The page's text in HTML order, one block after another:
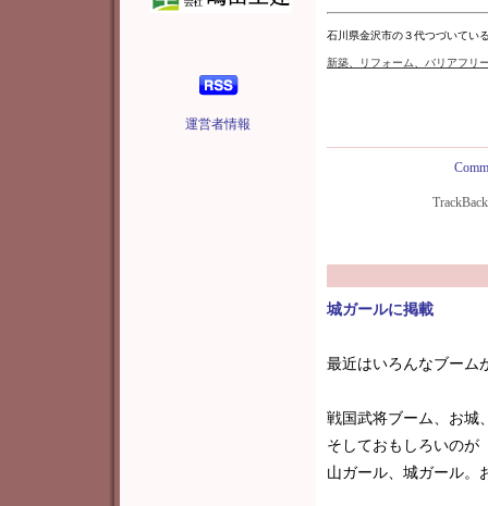
運営者情報
石川県金沢市の３代つづいてい
新築 、リフォーム、バリアフリ
城ガールに掲載
最近はいろんなブーム
戦国武将ブーム、お
そしておもしろいの
山ガール、城ガール